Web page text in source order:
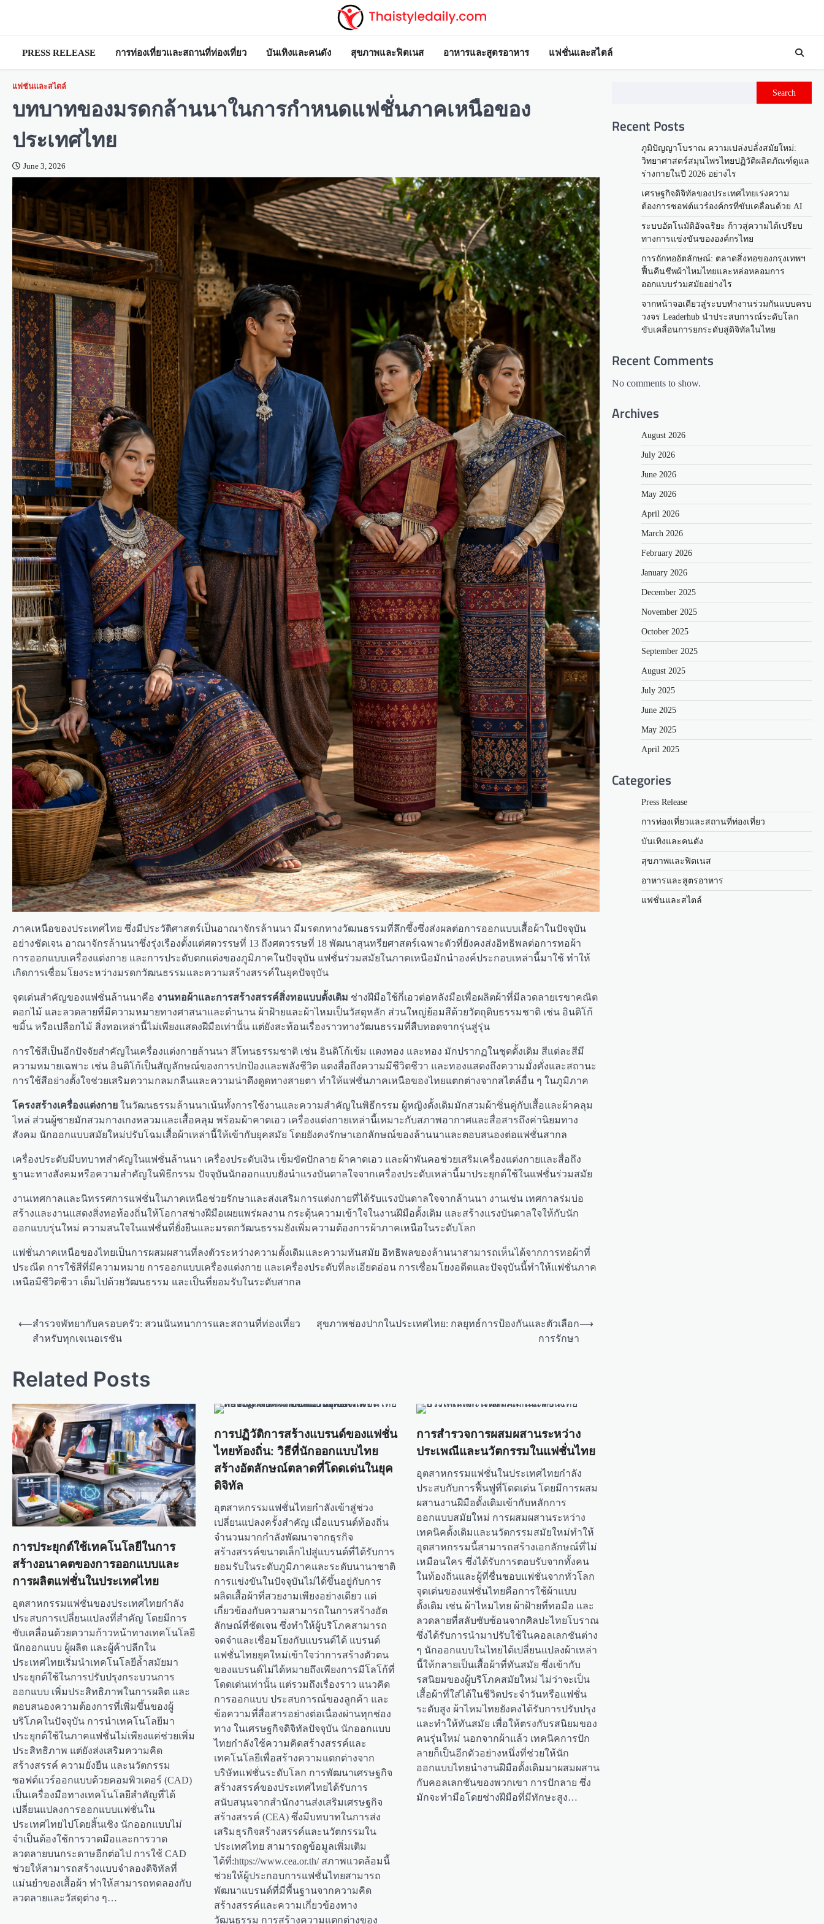
PRESS RELEASE การท่องเที่ยวและสถานที่ท่องเที่ยว บันเทิงและคนดัง สุขภาพและฟิตเนส อาหารและสูตรอาหาร แฟชั่นและสไตล์
แฟชั่นและสไตล์
บทบาทของมรดกล้านนาในการกำหนดแฟชั่นภาคเหนือของ
ประเทศไทย
June 3, 2026
ภาคเหนือของประเทศไทย ซึ่งมีประวัติศาสตร์เป็นอาณาจักรล้านนา มีมรดกทางวัฒนธรรมที่ลึกซึ้งซึ่งส่งผลต่อการออกแบบเสื้อผ้าในปัจจุบัน
อย่างชัดเจน อาณาจักรล้านนาซึ่งรุ่งเรืองตั้งแต่ศตวรรษที่ 13 ถึงศตวรรษที่ 18 พัฒนาสุนทรียศาสตร์เฉพาะตัวที่ยังคงส่งอิทธิพลต่อการทอผ้า
การออกแบบเครื่องแต่งกาย และการประดับตกแต่งของภูมิภาคในปัจจุบัน แฟชั่นร่วมสมัยในภาคเหนือมักนำองค์ประกอบเหล่านี้มาใช้ ทำให้
เกิดการเชื่อมโยงระหว่างมรดกวัฒนธรรมและความสร้างสรรค์ในยุคปัจจุบัน
จุดเด่นสำคัญของแฟชั่นล้านนาคือ งานทอผ้าและการสร้างสรรค์สิ่งทอแบบดั้งเดิม ช่างฝีมือใช้กี่เอวต่อหลังมือเพื่อผลิตผ้าที่มีลวดลายเรขาคณิต
ดอกไม้ และลวดลายที่มีความหมายทางศาสนาและตำนาน ผ้าฝ้ายและผ้าไหมเป็นวัสดุหลัก ส่วนใหญ่ย้อมสีด้วยวัตถุดิบธรรมชาติ เช่น อินดิโก้
ขมิ้น หรือเปลือกไม้ สิ่งทอเหล่านี้ไม่เพียงแสดงฝีมือเท่านั้น แต่ยังสะท้อนเรื่องราวทางวัฒนธรรมที่สืบทอดจากรุ่นสู่รุ่น
การใช้สีเป็นอีกปัจจัยสำคัญในเครื่องแต่งกายล้านนา สีโทนธรรมชาติ เช่น อินดิโก้เข้ม แดงทอง และทอง มักปรากฏในชุดดั้งเดิม สีแต่ละสีมี
ความหมายเฉพาะ เช่น อินดิโก้เป็นสัญลักษณ์ของการปกป้องและพลังชีวิต แดงสื่อถึงความมีชีวิตชีวา และทองแสดงถึงความมั่งคั่งและสถานะ
การใช้สีอย่างตั้งใจช่วยเสริมความกลมกลืนและความน่าดึงดูดทางสายตา ทำให้แฟชั่นภาคเหนือของไทยแตกต่างจากสไตล์อื่น ๆ ในภูมิภาค
โครงสร้างเครื่องแต่งกาย ในวัฒนธรรมล้านนาเน้นทั้งการใช้งานและความสำคัญในพิธีกรรม ผู้หญิงดั้งเดิมมักสวมผ้าซิ่นคู่กับเสื้อและผ้าคลุม
ไหล่ ส่วนผู้ชายมักสวมกางเกงหลวมและเสื้อคลุม พร้อมผ้าคาดเอว เครื่องแต่งกายเหล่านี้เหมาะกับสภาพอากาศและสื่อสารถึงค่านิยมทาง
สังคม นักออกแบบสมัยใหม่ปรับโฉมเสื้อผ้าเหล่านี้ให้เข้ากับยุคสมัย โดยยังคงรักษาเอกลักษณ์ของล้านนาและตอบสนองต่อแฟชั่นสากล
เครื่องประดับมีบทบาทสำคัญในแฟชั่นล้านนา เครื่องประดับเงิน เข็มขัดปักลาย ผ้าคาดเอว และผ้าพันคอช่วยเสริมเครื่องแต่งกายและสื่อถึง
ฐานะทางสังคมหรือความสำคัญในพิธีกรรม ปัจจุบันนักออกแบบยังนำแรงบันดาลใจจากเครื่องประดับเหล่านี้มาประยุกต์ใช้ในแฟชั่นร่วมสมัย
งานเทศกาลและนิทรรศการแฟชั่นในภาคเหนือช่วยรักษาและส่งเสริมการแต่งกายที่ได้รับแรงบันดาลใจจากล้านนา งานเช่น เทศกาลร่มบ่อ
สร้างและงานแสดงสิ่งทอท้องถิ่นให้โอกาสช่างฝีมือเผยแพร่ผลงาน กระตุ้นความเข้าใจในงานฝีมือดั้งเดิม และสร้างแรงบันดาลใจให้กับนัก
ออกแบบรุ่นใหม่ ความสนใจในแฟชั่นที่ยั่งยืนและมรดกวัฒนธรรมยังเพิ่มความต้องการผ้าภาคเหนือในระดับโลก
แฟชั่นภาคเหนือของไทยเป็นการผสมผสานที่ลงตัวระหว่างความดั้งเดิมและความทันสมัย อิทธิพลของล้านนาสามารถเห็นได้จากการทอผ้าที่
ประณีต การใช้สีที่มีความหมาย การออกแบบเครื่องแต่งกาย และเครื่องประดับที่ละเอียดอ่อน การเชื่อมโยงอดีตและปัจจุบันนี้ทำให้แฟชั่นภาค
เหนือมีชีวิตชีวา เต็มไปด้วยวัฒนธรรม และเป็นที่ยอมรับในระดับสากล
P
t
a
v
i
g
a
t
i
o
n
⟵สำรวจพัทยากับครอบครัว: สวนนันทนาการและสถานที่ท่องเที่ยว
สำหรับทุกเจเนอเรชัน
สุขภาพช่องปากในประเทศไทย: กลยุทธ์การป้องกันและตัวเลือก
การรักษา
⟶
Related Posts
การประยุกต์ใช้เทคโนโลยีในการ
สร้างอนาคตของการออกแบบและ
การผลิตแฟชั่นในประเทศไทย
อุตสาหกรรมแฟชั่นของประเทศไทยกำลัง
ประสบการเปลี่ยนแปลงที่สำคัญ โดยมีการ
ขับเคลื่อนด้วยความก้าวหน้าทางเทคโนโลยี
นักออกแบบ ผู้ผลิต และผู้ค้าปลีกใน
ประเทศไทยเริ่มนำเทคโนโลยีล้ำสมัยมา
ประยุกต์ใช้ในการปรับปรุงกระบวนการ
ออกแบบ เพิ่มประสิทธิภาพในการผลิต และ
ตอบสนองความต้องการที่เพิ่มขึ้นของผู้
บริโภคในปัจจุบัน การนำเทคโนโลยีมา
ประยุกต์ใช้ในภาคแฟชั่นไม่เพียงแค่ช่วยเพิ่ม
ประสิทธิภาพ แต่ยังส่งเสริมความคิด
สร้างสรรค์ ความยั่งยืน และนวัตกรรม
ซอฟต์แวร์ออกแบบด้วยคอมพิวเตอร์ (CAD)
เป็นเครื่องมือทางเทคโนโลยีสำคัญที่ได้
เปลี่ยนแปลงการออกแบบแฟชั่นใน
ประเทศไทยไปโดยสิ้นเชิง นักออกแบบไม่
จำเป็นต้องใช้การวาดมือและการวาด
ลวดลายบนกระดาษอีกต่อไป การใช้ CAD
ช่วยให้สามารถสร้างแบบจำลองดิจิทัลที่
แม่นยำของเสื้อผ้า ทำให้สามารถทดลองกับ
ลวดลายและวัสดุต่าง ๆ…
การปฏิวัติการสร้างแบรนด์ของแฟชั่น
ไทยท้องถิ่น: วิธีที่นักออกแบบไทย
สร้างอัตลักษณ์ตลาดที่โดดเด่นในยุค
ดิจิทัล
อุตสาหกรรมแฟชั่นไทยกำลังเข้าสู่ช่วง
เปลี่ยนแปลงครั้งสำคัญ เมื่อแบรนด์ท้องถิ่น
จำนวนมากกำลังพัฒนาจากธุรกิจ
สร้างสรรค์ขนาดเล็กไปสู่แบรนด์ที่ได้รับการ
ยอมรับในระดับภูมิภาคและระดับนานาชาติ
การแข่งขันในปัจจุบันไม่ได้ขึ้นอยู่กับการ
ผลิตเสื้อผ้าที่สวยงามเพียงอย่างเดียว แต่
เกี่ยวข้องกับความสามารถในการสร้างอัต
ลักษณ์ที่ชัดเจน ซึ่งทำให้ผู้บริโภคสามารถ
จดจำและเชื่อมโยงกับแบรนด์ได้ แบรนด์
แฟชั่นไทยยุคใหม่เข้าใจว่าการสร้างตัวตน
ของแบรนด์ไม่ได้หมายถึงเพียงการมีโลโก้ที่
โดดเด่นเท่านั้น แต่รวมถึงเรื่องราว แนวคิด
การออกแบบ ประสบการณ์ของลูกค้า และ
ข้อความที่สื่อสารอย่างต่อเนื่องผ่านทุกช่อง
ทาง ในเศรษฐกิจดิจิทัลปัจจุบัน นักออกแบบ
ไทยกำลังใช้ความคิดสร้างสรรค์และ
เทคโนโลยีเพื่อสร้างความแตกต่างจาก
บริษัทแฟชั่นระดับโลก การพัฒนาเศรษฐกิจ
สร้างสรรค์ของประเทศไทยได้รับการ
สนับสนุนจากสำนักงานส่งเสริมเศรษฐกิจ
สร้างสรรค์ (CEA) ซึ่งมีบทบาทในการส่ง
เสริมธุรกิจสร้างสรรค์และนวัตกรรมใน
ประเทศไทย สามารถดูข้อมูลเพิ่มเติม
ได้ที่:https://www.cea.or.th/ สภาพแวดล้อมนี้
ช่วยให้ผู้ประกอบการแฟชั่นไทยสามารถ
พัฒนาแบรนด์ที่มีพื้นฐานจากความคิด
สร้างสรรค์และความเกี่ยวข้องทาง
วัฒนธรรม การสร้างความแตกต่างของ
การสำรวจการผสมผสานระหว่าง
ประเพณีและนวัตกรรมในแฟชั่นไทย
อุตสาหกรรมแฟชั่นในประเทศไทยกำลัง
ประสบกับการฟื้นฟูที่โดดเด่น โดยมีการผสม
ผสานงานฝีมือดั้งเดิมเข้ากับหลักการ
ออกแบบสมัยใหม่ การผสมผสานระหว่าง
เทคนิคดั้งเดิมและนวัตกรรมสมัยใหม่ทำให้
อุตสาหกรรมนี้สามารถสร้างเอกลักษณ์ที่ไม่
เหมือนใคร ซึ่งได้รับการตอบรับจากทั้งคน
ในท้องถิ่นและผู้ที่ชื่นชอบแฟชั่นจากทั่วโลก
จุดเด่นของแฟชั่นไทยคือการใช้ผ้าแบบ
ดั้งเดิม เช่น ผ้าไหมไทย ผ้าฝ้ายที่ทอมือ และ
ลวดลายที่สลับซับซ้อนจากศิลปะไทยโบราณ
ซึ่งได้รับการนำมาปรับใช้ในคอลเลกชันต่าง
ๆ นักออกแบบในไทยได้เปลี่ยนแปลงผ้าเหล่า
นี้ให้กลายเป็นเสื้อผ้าที่ทันสมัย ซึ่งเข้ากับ
รสนิยมของผู้บริโภคสมัยใหม่ ไม่ว่าจะเป็น
เสื้อผ้าที่ใส่ได้ในชีวิตประจำวันหรือแฟชั่น
ระดับสูง ผ้าไหมไทยยังคงได้รับการปรับปรุง
และทำให้ทันสมัย เพื่อให้ตรงกับรสนิยมของ
คนรุ่นใหม่ นอกจากผ้าแล้ว เทคนิคการปัก
ลายก็เป็นอีกตัวอย่างหนึ่งที่ช่วยให้นัก
ออกแบบไทยนำงานฝีมือดั้งเดิมมาผสมผสาน
กับคอลเลกชันของพวกเขา การปักลาย ซึ่ง
มักจะทำมือโดยช่างฝีมือที่มีทักษะสูง…
Search
Recent Posts
ภูมิปัญญาโบราณ ความเปล่งปลั่งสมัยใหม่:
วิทยาศาสตร์สมุนไพรไทยปฏิวัติผลิตภัณฑ์ดูแล
ร่างกายในปี 2026 อย่างไร
เศรษฐกิจดิจิทัลของประเทศไทยเร่งความ
ต้องการซอฟต์แวร์องค์กรที่ขับเคลื่อนด้วย AI
ระบบอัตโนมัติอัจฉริยะ ก้าวสู่ความได้เปรียบ
ทางการแข่งขันขององค์กรไทย
การถักทออัตลักษณ์: ตลาดสิ่งทอของกรุงเทพฯ
ฟื้นคืนชีพผ้าไหมไทยและหล่อหลอมการ
ออกแบบร่วมสมัยอย่างไร
จากหน้าจอเดียวสู่ระบบทำงานร่วมกันแบบครบ
วงจร Leaderhub นำประสบการณ์ระดับโลก
ขับเคลื่อนการยกระดับสู่ดิจิทัลในไทย
Recent Comments
No comments to show.
Archives
August 2026
July 2026
June 2026
May 2026
April 2026
March 2026
February 2026
January 2026
December 2025
November 2025
October 2025
September 2025
August 2025
July 2025
June 2025
May 2025
April 2025
Categories
Press Release
การท่องเที่ยวและสถานที่ท่องเที่ยว
บันเทิงและคนดัง
สุขภาพและฟิตเนส
อาหารและสูตรอาหาร
แฟชั่นและสไตล์